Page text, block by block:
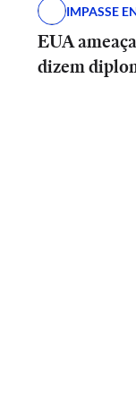
IMPASSE
EUA
dizem